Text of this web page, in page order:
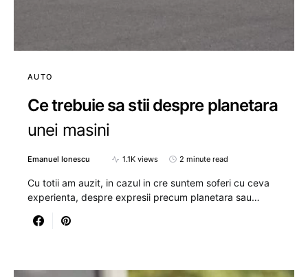
AUTO
Ce trebuie sa stii despre planetara
unei masini
Emanuel Ionescu 1.1K views 2 minute read
Cu totii am auzit, in cazul in cre suntem soferi cu ceva
experienta, despre expresii precum planetara sau…